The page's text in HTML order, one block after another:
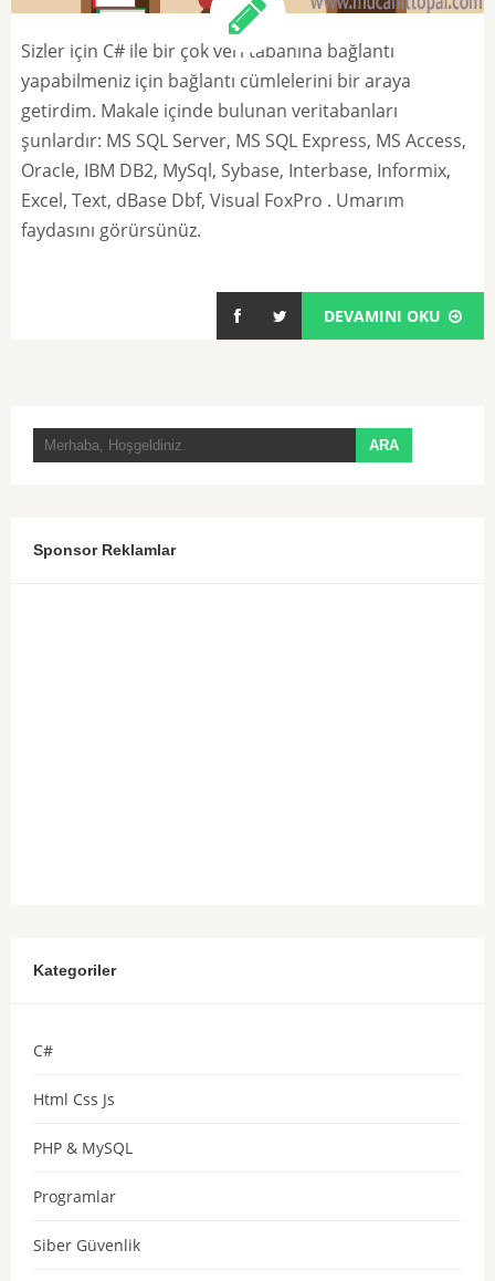
Sizler için C# ile bir çok veri tabanına bağlantı
yapabilmeniz için bağlantı cümlelerini bir araya
getirdim. Makale içinde bulunan veritabanları
şunlardır: MS SQL Server, MS SQL Express, MS Access,
Oracle, IBM DB2, MySql, Sybase, Interbase, Informix,
Excel, Text, dBase Dbf, Visual FoxPro . Umarım
faydasını görürsünüz.
DEVAMINI OKU
Sponsor Reklamlar
Kategoriler
C#
Html Css Js
PHP & MySQL
Programlar
Siber Güvenlik